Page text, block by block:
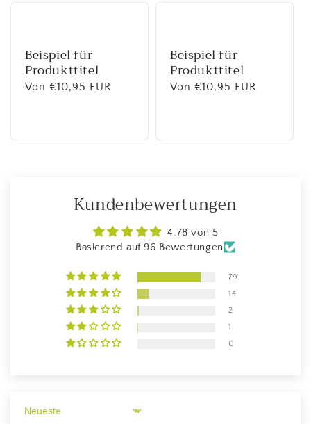
Beispiel für
Produkttitel
Normaler
Von €10,95 EUR
Beispiel für
Produkttitel
Normaler
Von €10,95 EUR
Kundenbewertungen
4.78 von 5
Basierend auf 96 Bewertungen
79
14
2
1
0
Sort by